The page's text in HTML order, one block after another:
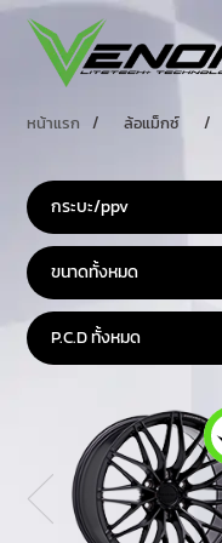
หน้าแรก / ล้อแม็กซ์ /
กระบะ/ppv
ขนาดทั้งหมด
P.C.D ทั้งหมด